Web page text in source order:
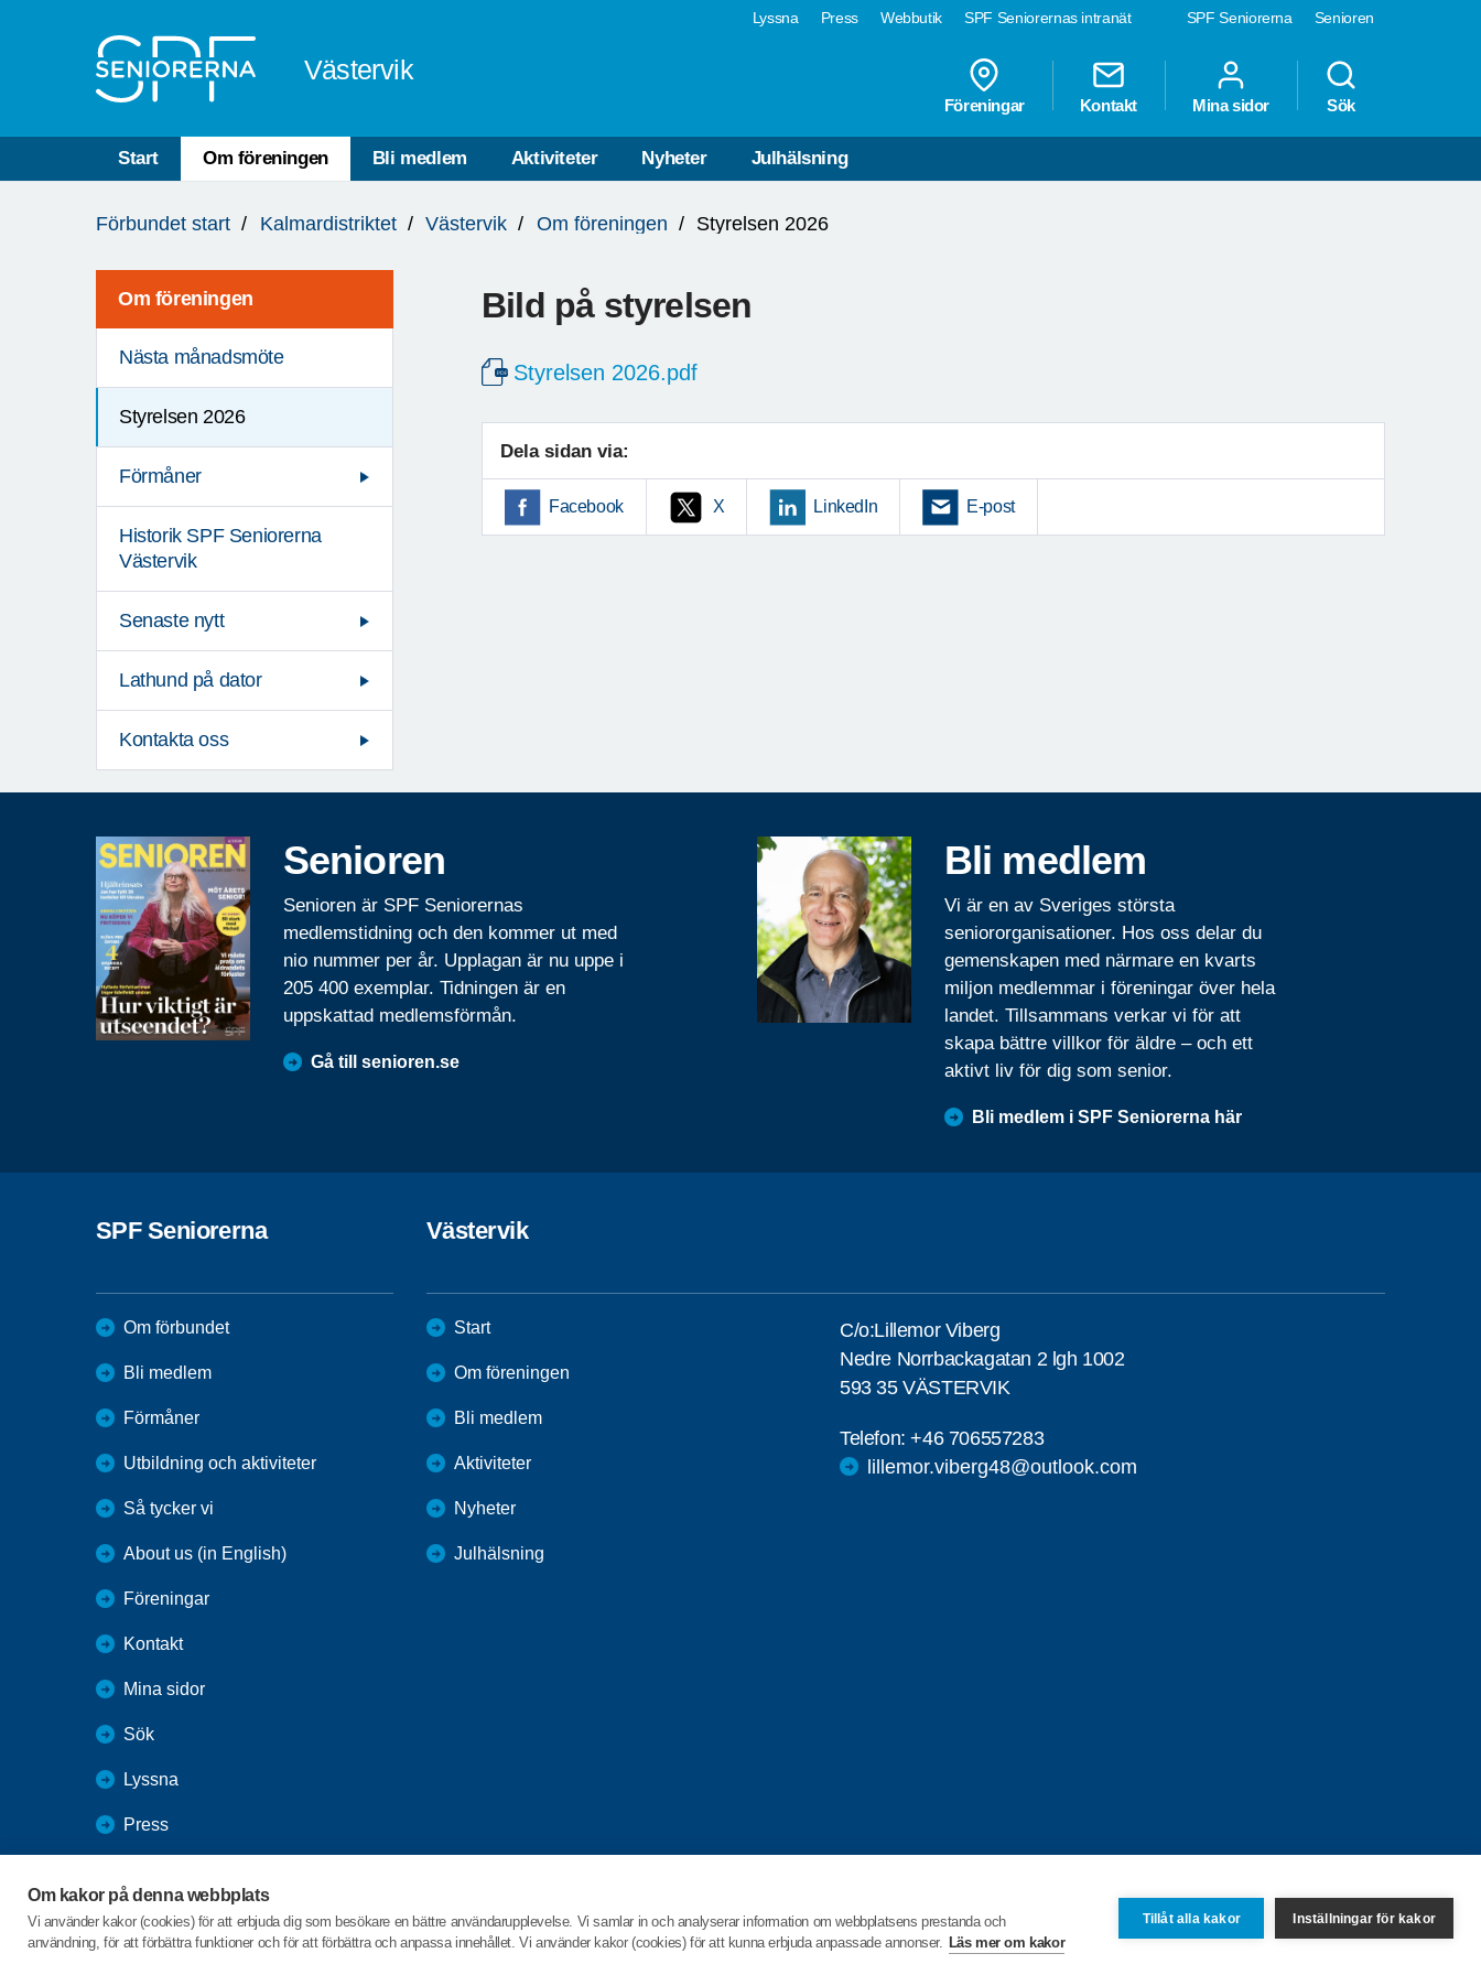
Om kakor på denna webbplats
Vi använder kakor (cookies) för att erbjuda dig som besökare en bättre användarupplevelse. Vi samlar in och analyserar information om webbplatsens prestanda och
användning, för att förbättra funktioner och för att förbättra och anpassa innehållet. Vi använder kakor (cookies) för att kunna erbjuda anpassade annonser. Läs mer om kakor
Tillåt alla kakor Inställningar för kakor
SPF Seniorerna Senioren
Lyssna Press Webbutik SPF Seniorernas intranät
Västervik
Föreningar Kontakt Mina sidor Sök
Start Om föreningen Bli medlem Aktiviteter Nyheter Julhälsning
är
Förbundet start Kalmardistriktet Västervik Om föreningen Styrelsen 2026
Om föreningen
Nästa månadsmöte
Styrelsen 2026
Förmåner
Historik SPF Seniorerna
Västervik
Senaste nytt
Lathund på dator
Kontakta oss
Bild på styrelsen
Styrelsen 2026.pdf
Dela sidan via:
Facebook X LinkedIn E-post
Senioren
Senioren är SPF Seniorernas
medlemstidning och den kommer ut med
nio nummer per år. Upplagan är nu uppe i
205 400 exemplar. Tidningen är en
uppskattad medlemsförmån.
Gå till senioren.se
Bli medlem
Vi är en av Sveriges största
seniororganisationer. Hos oss delar du
gemenskapen med närmare en kvarts
miljon medlemmar i föreningar över hela
landet. Tillsammans verkar vi för att
skapa bättre villkor för äldre – och ett
aktivt liv för dig som senior.
Bli medlem i SPF Seniorerna här
SPF Seniorerna
Om förbundet
Bli medlem
Förmåner
Utbildning och aktiviteter
Så tycker vi
About us (in English)
Föreningar
Kontakt
Mina sidor
Sök
Lyssna
Press
SPF Seniorernas intranät
Västervik
Start
Om föreningen
Bli medlem
Aktiviteter
Nyheter
Julhälsning
C/o:Lillemor Viberg
Nedre Norrbackagatan 2 lgh 1002
593 35 VÄSTERVIK
Telefon:+46 706557283
lillemor.viberg48@outlook.com